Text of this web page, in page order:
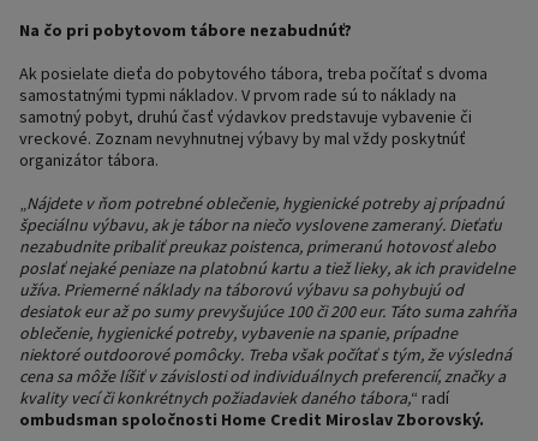
Na čo pri pobytovom tábore nezabudnúť?
Ak posielate dieťa do pobytového tábora, treba počítať s dvoma
samostatnými typmi nákladov. V prvom rade sú to náklady na
samotný pobyt, druhú časť výdavkov predstavuje vybavenie či
vreckové. Zoznam nevyhnutnej výbavy by mal vždy poskytnúť
organizátor tábora.
„Nájdete v ňom potrebné oblečenie, hygienické potreby aj prípadnú
špeciálnu výbavu, ak je tábor na niečo vyslovene zameraný. Dieťaťu
nezabudnite pribaliť preukaz poistenca, primeranú hotovosť alebo
poslať nejaké peniaze na platobnú kartu a tiež lieky, ak ich pravidelne
užíva. Priemerné náklady na táborovú výbavu sa pohybujú od
desiatok eur až po sumy prevyšujúce 100 či 200 eur. Táto suma zahŕňa
oblečenie, hygienické potreby, vybavenie na spanie, prípadne
niektoré outdoorové pomôcky. Treba však počítať s tým, že výsledná
cena sa môže líšiť v závislosti od individuálnych preferencií, značky a
kvality vecí či konkrétnych požiadaviek daného tábora,“ radí
ombudsman spoločnosti Home Credit Miroslav Zborovský.